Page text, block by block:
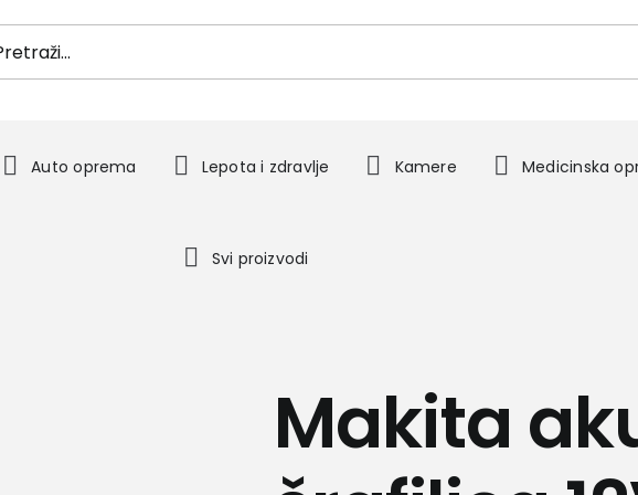
Auto oprema Lepota i zdravlje Kamere Medicinska
Svi proizvodi
Makita